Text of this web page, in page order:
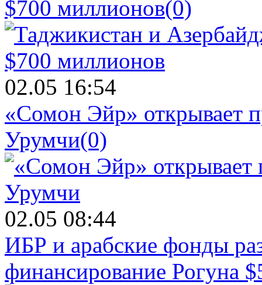
$700 миллионов(0)
02.05 16:54
«Сомон Эйр» открывает
Урумчи(0)
02.05 08:44
ИБР и арабские фонды
финансирование Рогуна